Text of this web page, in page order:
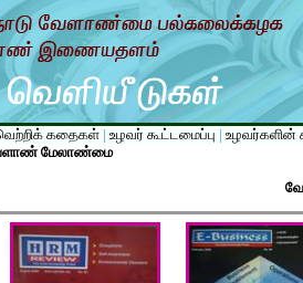
கதைகள் | உழவர் கூட்டமைப்பு | உழவர்களின்
மேலாண்மை